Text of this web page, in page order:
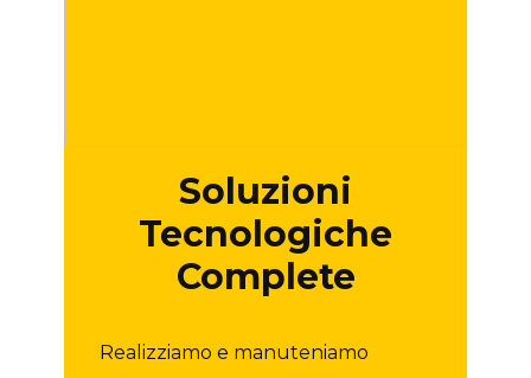
Soluzioni
Tecnologiche
Complete
Realizziamo e manuteniamo